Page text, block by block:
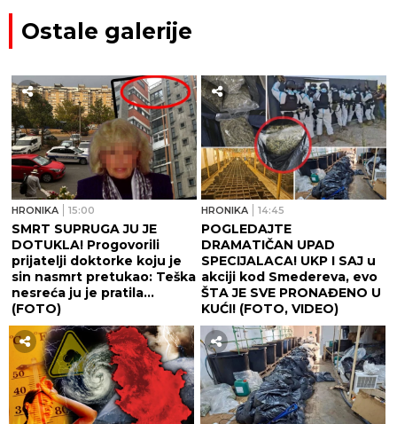
Ostale galerije
HRONIKA 15:00
SMRT SUPRUGA JU JE
DOTUKLA! Progovorili
prijatelji doktorke koju je
sin nasmrt pretukao: Teška
nesreća ju je pratila...
(FOTO)
HRONIKA 14:45
POGLEDAJTE
DRAMATIČAN UPAD
SPECIJALACA! UKP I SAJ u
akciji kod Smedereva, evo
ŠTA JE SVE PRONAĐENO U
KUĆI! (FOTO, VIDEO)